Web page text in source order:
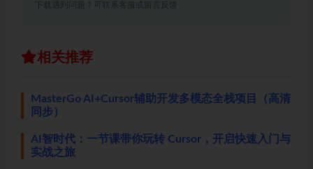
下载遇到问题？可联系客服或留言反馈
相关推荐
MasterGo AI+Cursor辅助开发多模态全栈项目（高清
同步）
AI智时代：一节课带你玩转 Cursor，开启快速入门与
实战之旅